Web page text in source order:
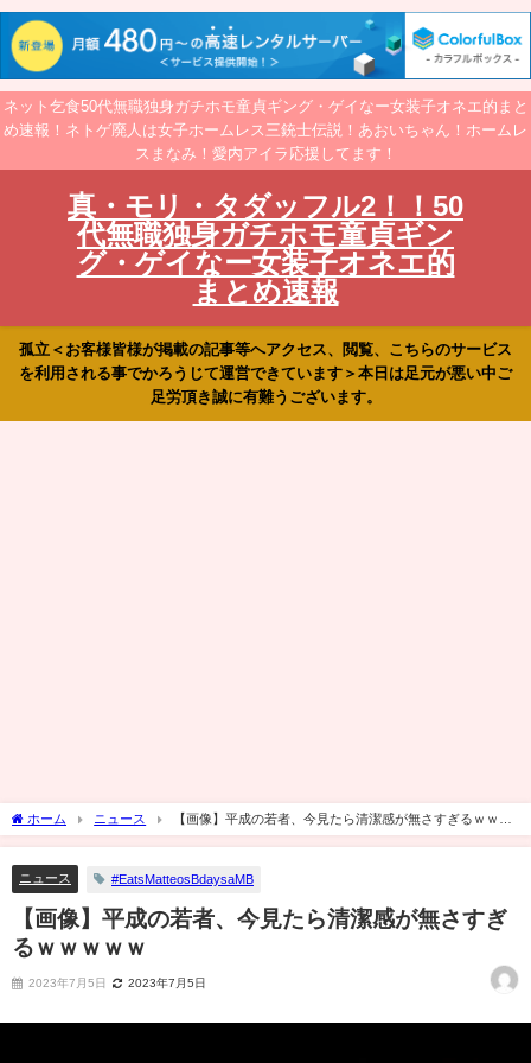
ネット乞食50代無職独身ガチホモ童貞ギング・ゲイなー女装子オネエ的まと
め速報！ネトゲ廃人は女子ホームレス三銃士伝説！あおいちゃん！ホームレ
スまなみ！愛内アイラ応援してます！
真・モリ・タダッフル2！！50
代無職独身ガチホモ童貞ギン
グ・ゲイなー女装子オネエ的
まとめ速報
孤立＜お客様皆様が掲載の記事等へアクセス、閲覧、こちらのサービス
を利用される事でかろうじて運営できています＞本日は足元が悪い中ご
足労頂き誠に有難うございます。
ホーム ニュース
【画像】平成の若者、今見たら清潔感が無さすぎるｗｗｗ
ｗｗ
ニュース #EatsMatteosBdaysaMB
【画像】平成の若者、今見たら清潔感が無さすぎ
るｗｗｗｗｗ
2023年7月5日 2023年7月5日